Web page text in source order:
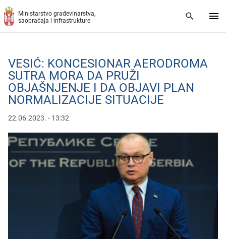
Preskoči na glavni deo sadržaja
Ministarstvo građevinarstva,
saobraćaja i infrastrukture
VESIĆ: KONCESIONAR AERODROMA
SUTRA MORA DA PRUŽI
OBJAŠNJENJE I DA OBJAVI PLAN
NORMALIZACIJE SITUACIJE
22.06.2023. - 13:32